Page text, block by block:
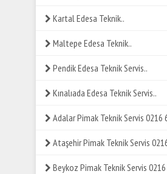
Kartal Edesa Teknik..
Maltepe Edesa Teknik..
Pendik Edesa Teknik Servis..
Kınalıada Edesa Teknik Servis..
Adalar Pimak Teknik Servis 0216
Ataşehir Pimak Teknik Servis
Beykoz Pimak Teknik Servis